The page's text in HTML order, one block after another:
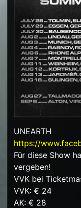
UNEARTH
https://
Für diese Show
vergeben!
VVK bei
VVK: € 24
AK: € 28